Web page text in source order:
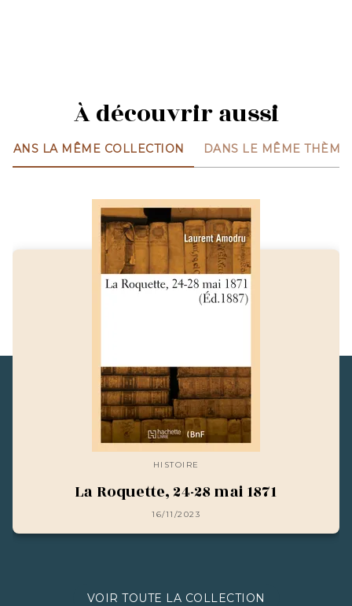
À découvrir aussi
DANS LA MÊME COLLECTION DANS LE MÊME THÈME
HISTOIRE
La Roquette, 24-28 mai 1871
16/11/2023
VOIR TOUTE LA COLLECTION